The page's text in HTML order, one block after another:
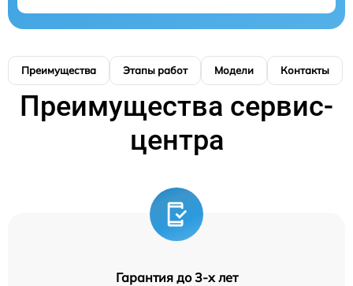
Преимущества Этапы работ Модели Контакты
Преимущества сервис-
центра
Гарантия до 3-х лет